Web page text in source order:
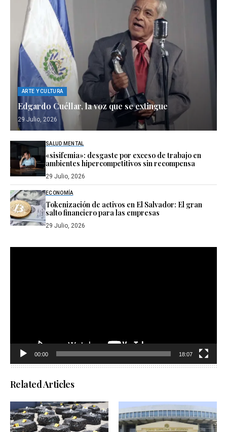
ARTE Y CULTURA
Edgardo Cuéllar, la voz que se extingue
29 Julio, 2026
SALUD MENTAL
«sisifemia»: desgaste por exceso de trabajo en
ambientes hipercompetitivos sin recompensa
29 Julio, 2026
ECONOMÍA
Tokenización de activos en El Salvador: El gran
salto financiero para las empresas
29 Julio, 2026
00:00 18:07
Related Articles